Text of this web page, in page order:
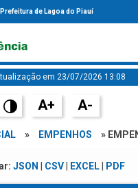
Prefeitura de Lagoa do Piauí
em 23/07/2026 13:08
A+ A-
» EMPENHOS »
JSON CSV| EXCEL| PDF